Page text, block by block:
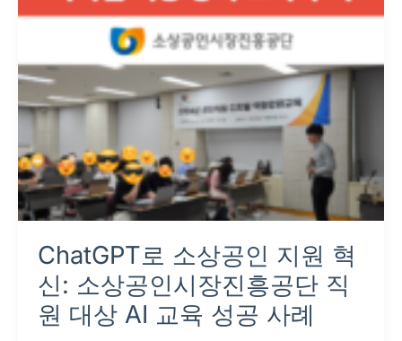
ChatGPT로 소상공인 지원 혁
신: 소상공인시장진흥공단 직
원 대상 AI 교육 성공 사례
지
신:
소
공
인
시
진
흥
공
단